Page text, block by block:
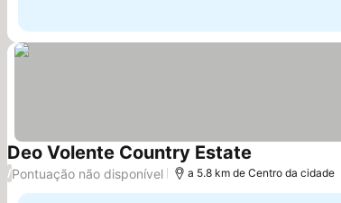
Deo Volente Country Estate
/Pontuação não disponível a 5.8 km de Centro da cidade